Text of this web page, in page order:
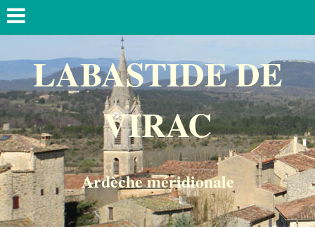
LABASTIDE DE
VIRAC
Ardèche méridionale